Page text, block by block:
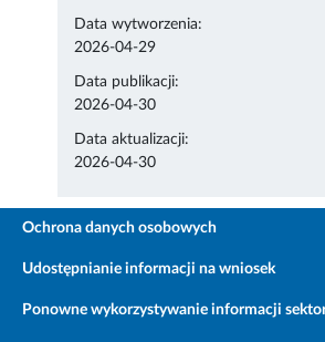
Data wytworzenia:
2026-04-29
Data publikacji:
2026-04-30
Data aktualizacji:
2026-04-30
Ochrona danych osobowych
Udostępnianie informacji na wniosek
Ponowne wykorzystywanie informacji